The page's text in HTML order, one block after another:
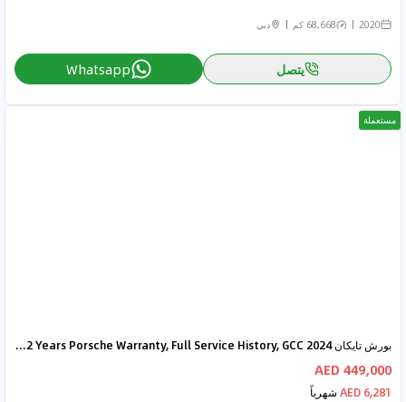
2020 68,668 كم دبي
يتصل Whatsapp
مستعملة
بورش تايكان 2024 Porsche Taycan 4S Cross Turismo, 2 Years Porsche Warranty, Full Service History, GCC
449,000 AED
6,281 AED شهرياً